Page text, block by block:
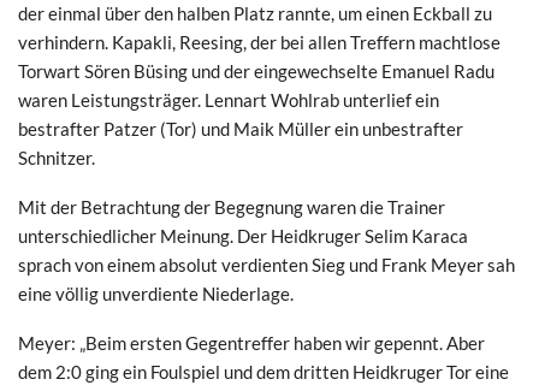
der einmal über den halben Platz rannte, um einen Eckball zu
verhindern. Kapakli, Reesing, der bei allen Treffern machtlose
Torwart Sören Büsing und der eingewechselte Emanuel Radu
waren Leistungsträger. Lennart Wohlrab unterlief ein
bestrafter Patzer (Tor) und Maik Müller ein unbestrafter
Schnitzer.
Mit der Betrachtung der Begegnung waren die Trainer
unterschiedlicher Meinung. Der Heidkruger Selim Karaca
sprach von einem absolut verdienten Sieg und Frank Meyer sah
eine völlig unverdiente Niederlage.
Meyer: „Beim ersten Gegentreffer haben wir gepennt. Aber
dem 2:0 ging ein Foulspiel und dem dritten Heidkruger Tor eine